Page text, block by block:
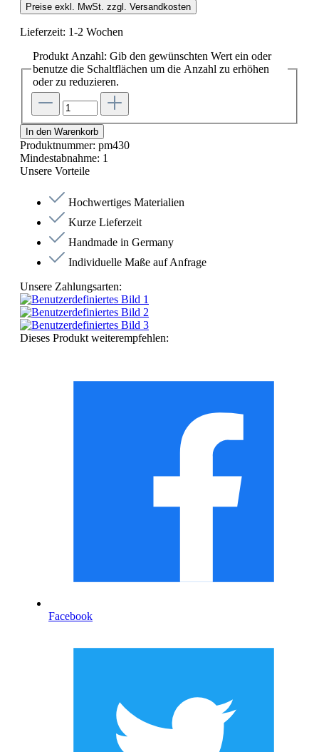
Preise exkl. MwSt. zzgl. Versandkosten
Lieferzeit: 1-2 Wochen
Produkt Anzahl: Gib den gewünschten Wert ein oder
benutze die Schaltflächen um die Anzahl zu erhöhen
oder zu reduzieren.
In den Warenkorb
Produktnummer: pm430
Mindestabnahme: 1
Unsere Vorteile
Hochwertiges Materialien
Kurze Lieferzeit
Handmade in Germany
Individuelle Maße auf Anfrage
Unsere Zahlungsarten:
Dieses Produkt weiterempfehlen:
Facebook